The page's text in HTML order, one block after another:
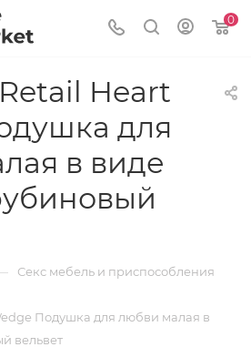
0
Heart
для
в виде
Секс мебель и приспособления
Подушка для любви малая в
вельвет